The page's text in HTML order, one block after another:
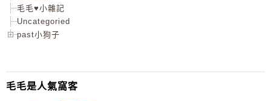
毛毛♥小雜記
Uncategoried
past小狗子
毛毛是人氣窩客